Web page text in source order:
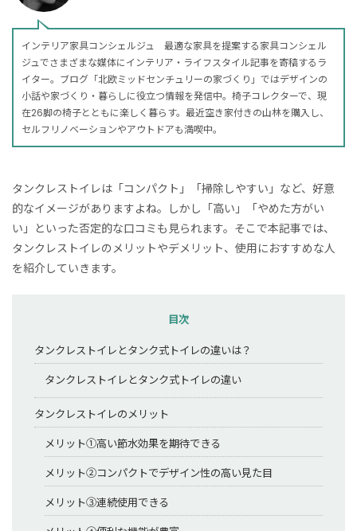
インテリア家具コンシェルジュ 最適な家具を提案する家具コンシェル
ジュでさまざまな媒体にインテリア・ライフスタイル記事を寄稿するラ
イター。ブログ「北欧ミッドセンチュリーの家づくり」ではデザインの
小話や家づくり・暮らしに役立つ情報を発信中。椅子コレクターで、現
在26脚の椅子とともに楽しく暮らす。最近空き家付きの山林を購入し、
セルフリノベーションやアウトドアも満喫中。
タンクレストイレは「コンパクト」「掃除しやすい」など、好意
的なイメージがありますよね。しかし「高い」「やめた方がい
い」といった否定的な口コミも見られます。そこで本記事では、
タンクレストイレのメリットやデメリット、使用におすすめな人
を紹介していきます。
目次
タンクレストイレとタンク式トイレの違いは？
タンクレストイレとタンク式トイレの違い
タンクレストイレのメリット
メリット①高い節水効果を期待できる
メリット②コンパクトでデザイン性の高い見た目
メリット③連続使用できる